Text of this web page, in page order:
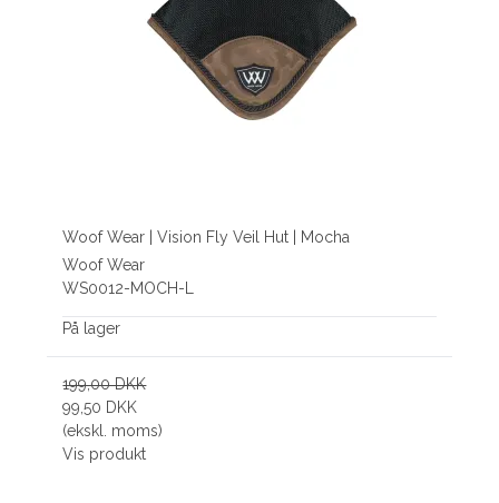
Woof Wear | Vision Fly Veil Hut | Mocha
Woof Wear
WS0012-MOCH-L
På lager
199,00 DKK
99,50 DKK
(ekskl. moms)
Vis produkt